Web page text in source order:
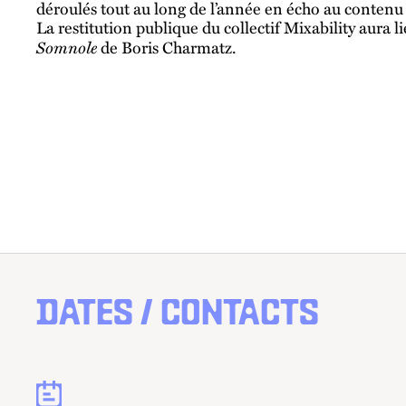
déroulés tout au long de l’année en écho au
La restitution publique du collectif Mixability aura
Somnolede Boris Charmatz.
DATES / CONTACTS
Dates